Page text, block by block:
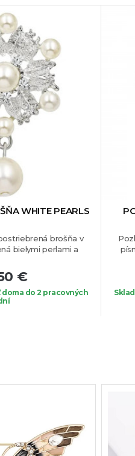
WHITE PEARLS
brošňa v
bielymi perlami a
kúsok oblečenia.
ktorý si okamžite
€
do 2 pracovných